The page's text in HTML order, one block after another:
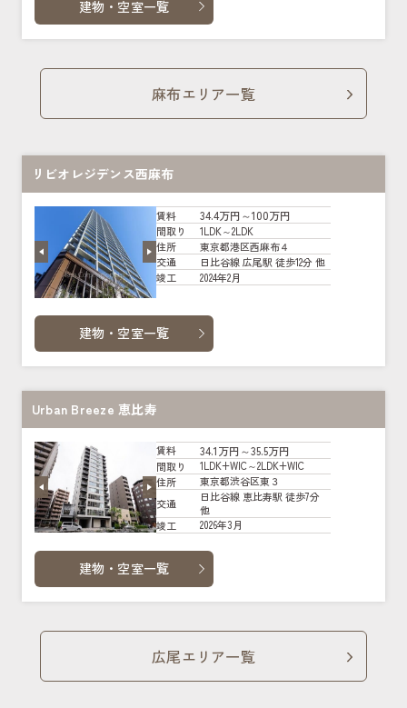
建物・空室一覧
麻布エリア一覧
リビオレジデンス西麻布
賃料 34.4万円～100万円
間取り
1LDK～2LDK
住所
東京都港区西麻布４
交通
日比谷線 広尾駅 徒歩12分 他
竣工
2024年2月
建物・空室一覧
Urban Breeze 恵比寿
賃料 34.1万円～35.5万円
間取り
1LDK+WIC～2LDK+WIC
住所
東京都渋谷区東３
交通
日比谷線 恵比寿駅 徒歩7分
他
竣工
2026年3月
建物・空室一覧
広尾エリア一覧